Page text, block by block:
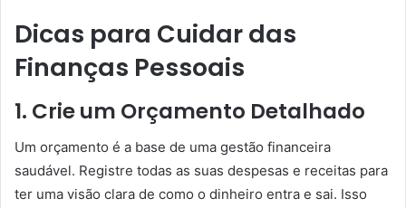
Dicas para Cuidar das
Finanças Pessoais
1. Crie um Orçamento Detalhado
Um orçamento é a base de uma gestão financeira
saudável. Registre todas as suas despesas e receitas para
ter uma visão clara de como o dinheiro entra e sai. Isso